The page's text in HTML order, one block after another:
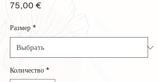
75,00 €
Размер *
Количество *